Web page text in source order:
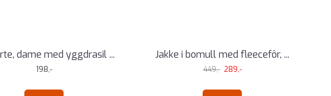
dame med yggdrasil ...
198,-
Jakke i bomull med fleecefôr, ...
449,- 289,-